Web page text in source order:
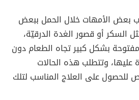
بعض الأمهات خلال الحمل ببعض
السكر أو قصور الغدة الدرقيّة،
بشكل كبير تجاه الطعام دون
عليها، وتتطلب هذه الحالات
على العلاج المناسب لتلك